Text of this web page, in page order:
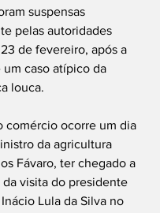
suspensas
pelas autoridades
de fevereiro, após a
caso atípico da
louca.
comércio ocorre um dia
da agricultura
Fávaro, ter chegado a
da visita do presidente
Lula da Silva no